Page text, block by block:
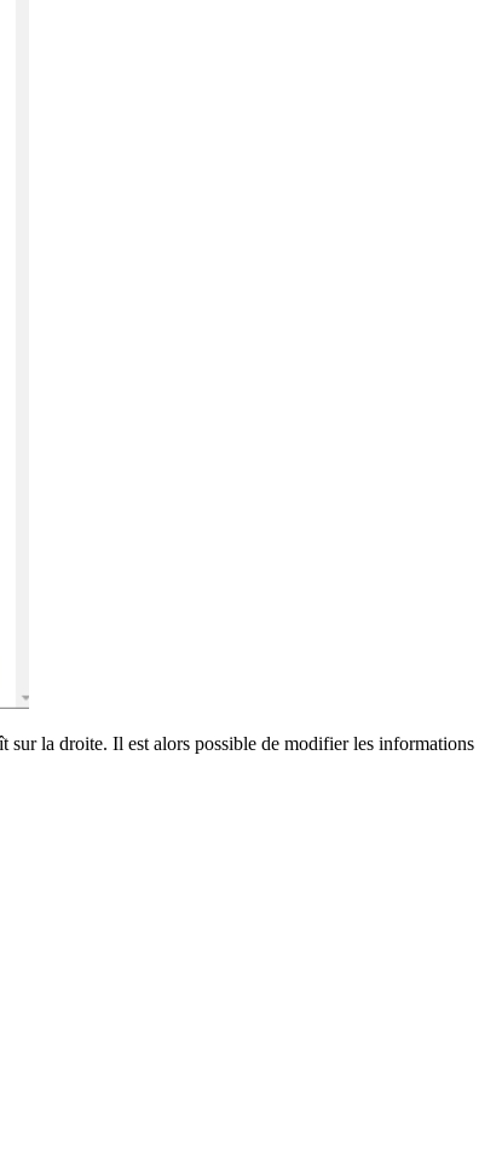
la droite. Il est alors possible de modifier les informations